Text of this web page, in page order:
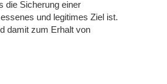
die Sicherung einer
und legitimes Ziel ist.
damit zum Erhalt von